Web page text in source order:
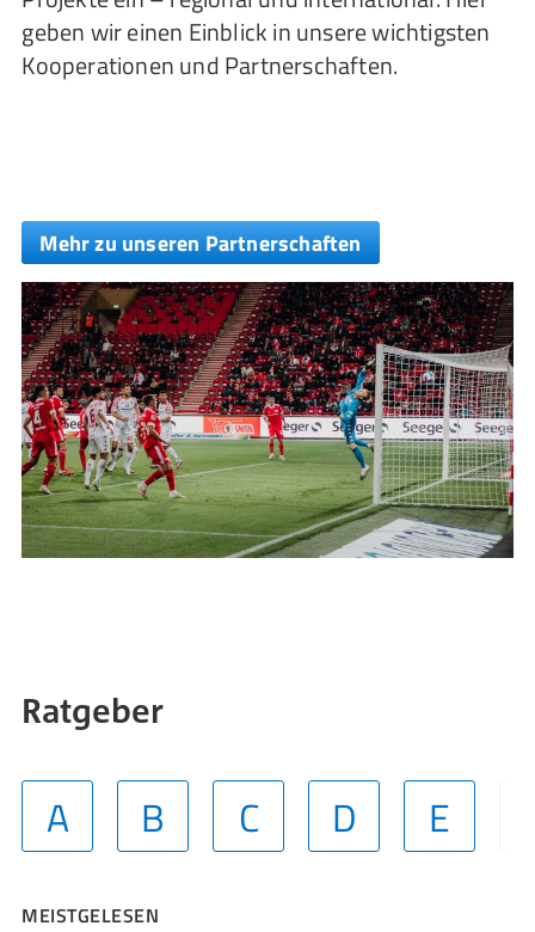
geben wir einen Einblick in unsere wichtigsten
Kooperationen und Partnerschaften.
Mehr zu unseren Partnerschaften
Ratgeber
A B C D E
MEISTGELESEN